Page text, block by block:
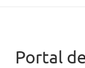
Portal